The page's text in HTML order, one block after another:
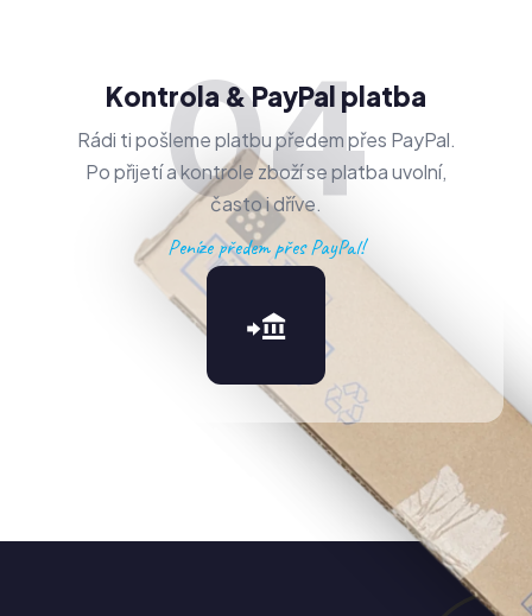
04
Kontrola & PayPal platba
Rádi ti pošleme platbu předem přes PayPal.
Po přijetí a kontrole zboží se platba uvolní,
často i dříve.
Peníze předem přes PayPal!